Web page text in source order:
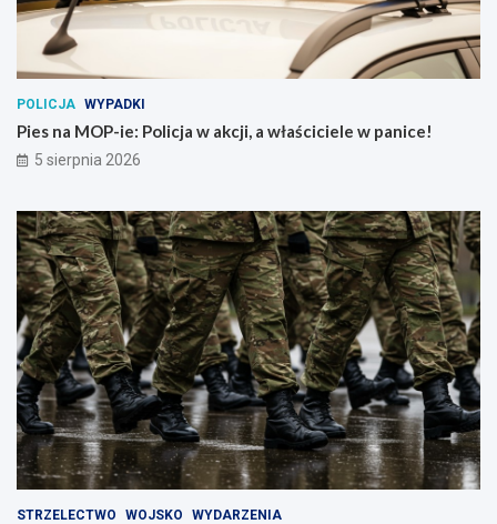
POLICJA WYPADKI
Pies na MOP-ie: Policja w akcji, a właściciele w panice!
5 sierpnia 2026
STRZELECTWO WOJSKO WYDARZENIA